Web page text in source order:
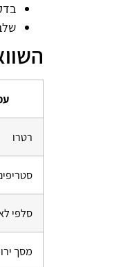
רטרו
סלפי
מסך